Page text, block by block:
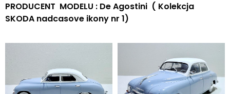
PRODUCENT MODELU : De Agostini ( Kolekcja
SKODA nadcasove ikony nr 1)